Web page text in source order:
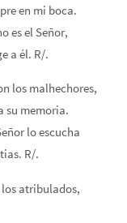
en mi boca.
es el Señor,
a él. R/.
los malhechores,
su memoria.
lo escucha
R/.
los atribulados,